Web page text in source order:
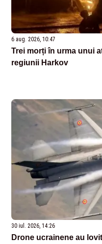
6 aug. 2026, 10:47
Trei morți în urma unui
regiunii Harkov
30 iul. 2026, 14:26
Drone ucrainene au